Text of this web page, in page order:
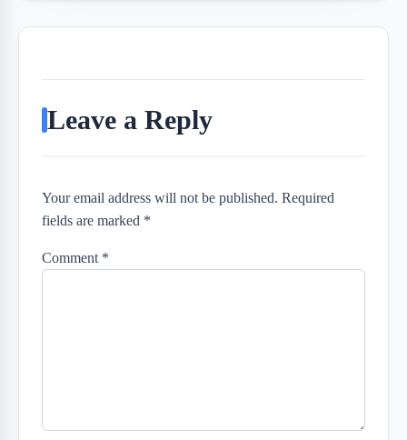
Leave a Reply
Your email address will not be published. Required
fields are marked *
Comment *